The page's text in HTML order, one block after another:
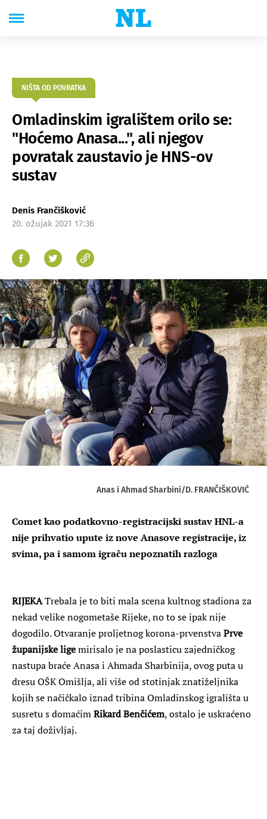
NIŠTA OD POVRATKA
Omladinskim igralištem orilo se:
"Hoćemo Anasa...", ali njegov
povratak zaustavio je HNS-ov
sustav
Denis Frančišković
20. ožujak 2021 17:36
Anas i Ahmad Sharbini/D. FRANČIŠKOVIĆ
Comet kao podatkovno-registracijski sustav HNL-a
nije prihvatio upute iz nove Anasove registracije, iz
svima, pa i samom igraču nepoznatih razloga
RIJEKATrebala je to biti mala scena kultnog stadiona za
nekad velike nogometaše Rijeke, no to se ipak nije
dogodilo. Otvaranje proljetnog korona-prvenstvaPrve
županijske ligemirisalo je na poslasticu zajedničkog
nastupa braće Anasa i Ahmada Sharbinija, ovog puta u
dresu OŠK Omišlja, ali više od stotinjak znatiželjnika
kojih se načičkalo iznad tribina Omladinskog igrališta u
susretu s domaćimRikard Benčićem, ostalo je uskraćeno
za taj doživljaj.